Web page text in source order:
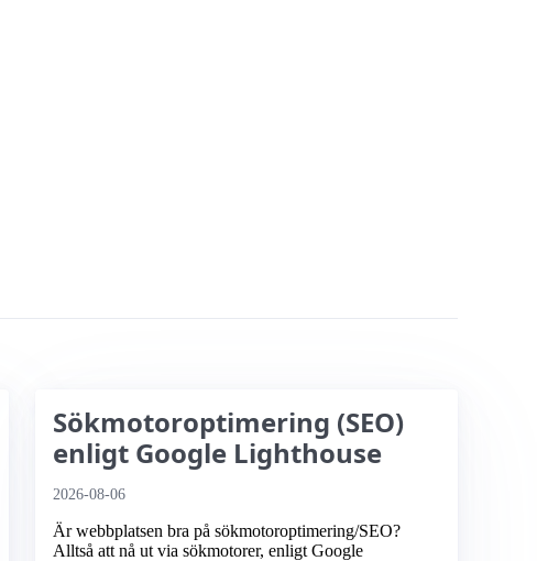
Sökmotoroptimering (SEO)
enligt Google Lighthouse
2026-08-06
Är webbplatsen bra på sökmotoroptimering/SEO?
Alltså att nå ut via sökmotorer, enligt Google